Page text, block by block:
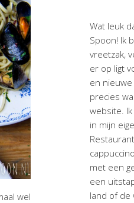
wel
Wat leuk
Spoon! Ik
vreetzak,
er op ligt
en
precies
website.
in mijn
met een
een
land of de